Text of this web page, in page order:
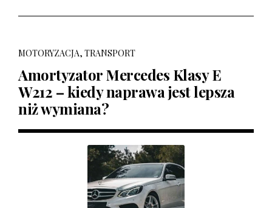
MOTORYZACJA, TRANSPORT
Amortyzator Mercedes Klasy E
W212 – kiedy naprawa jest lepsza
niż wymiana?